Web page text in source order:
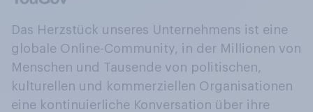
Das Herzstück unseres Unternehmens ist eine
globale Online-Community, in der Millionen von
Menschen und Tausende von politischen,
kulturellen und kommerziellen Organisationen
eine kontinuierliche Konversation über ihre